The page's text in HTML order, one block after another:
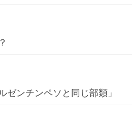
ゼンチンペソと同じ部類」